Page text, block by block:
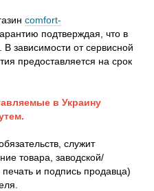
comfort-
подтверждая, что в
В зависимости от сервисной
предоставляется на срок
в Украину
служит
товара, заводской/
и подпись продавца)